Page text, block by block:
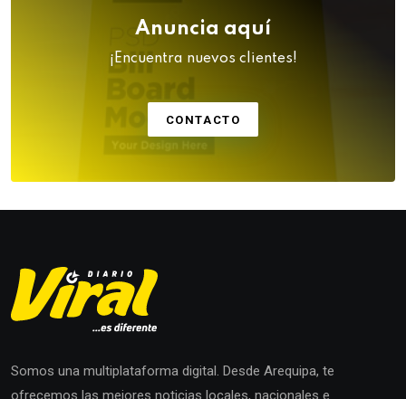
Anuncia aquí
¡Encuentra nuevos clientes!
CONTACTO
Somos una multiplataforma digital. Desde Arequipa, te
ofrecemos las mejores noticias locales, nacionales e